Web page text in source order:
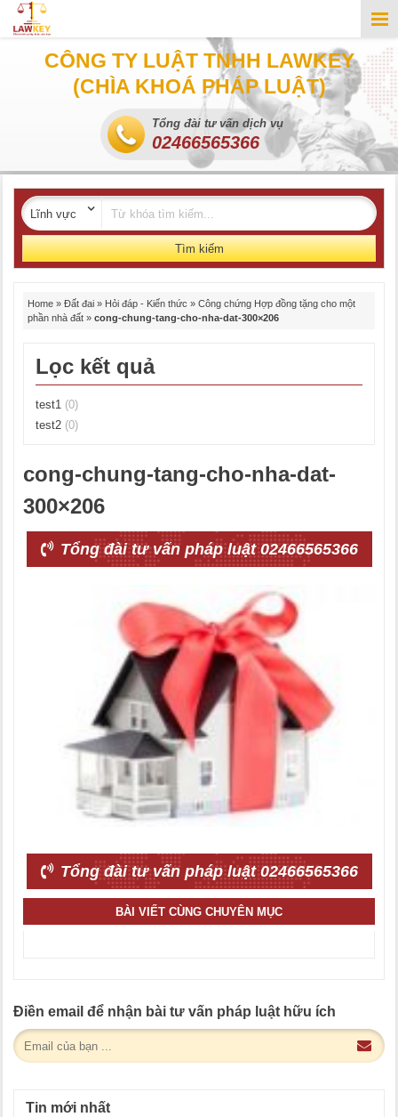
CÔNG TY LUẬT TNHH LAWKEY
(CHÌA KHOÁ PHÁP LUẬT)
Tổng đài tư vấn dịch vụ
02466565366
Tìm kiếm
Home » Đất đai » Hỏi đáp - Kiến thức » Công chứng Hợp đồng tặng cho một
phần nhà đất » cong-chung-tang-cho-nha-dat-300×206
Lọc kết quả
test1 (0)
test2 (0)
cong-chung-tang-cho-nha-dat-
300×206
Tổng đài tư vấn pháp luật 02466565366
Tổng đài tư vấn pháp luật 02466565366
BÀI VIẾT CÙNG CHUYÊN MỤC
Điền email để nhận bài tư vấn pháp luật hữu ích
Tin mới nhất